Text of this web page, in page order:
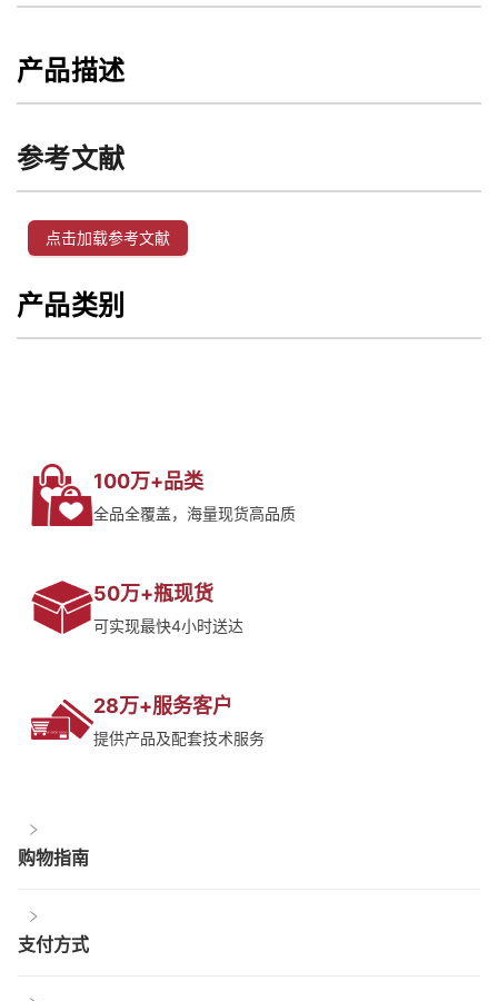
产品描述
参考文献
点击加载参考文献
产品类别
100万+品类
全品全覆盖，海量现货高品质
50万+瓶现货
可实现最快4小时送达
28万+服务客户
提供产品及配套技术服务
购物指南
支付方式